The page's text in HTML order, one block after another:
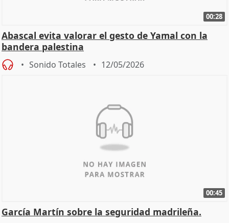
00:28
Abascal evita valorar el gesto de Yamal con la
bandera palestina
Sonido Totales 12/05/2026
00:45
García Martín sobre la seguridad madrileña.